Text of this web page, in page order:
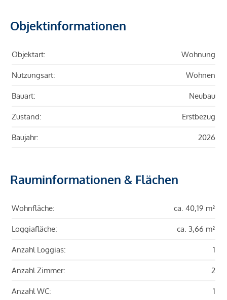
Objektinformationen
Objektart: Wohnung
Nutzungsart: Wohnen
Bauart: Neubau
Zustand: Erstbezug
Baujahr: 2026
Rauminformationen & Flächen
Wohnfläche: ca. 40,19 m²
Loggiafläche: ca. 3,66 m²
Anzahl Loggias: 1
Anzahl Zimmer: 2
Anzahl WC: 1